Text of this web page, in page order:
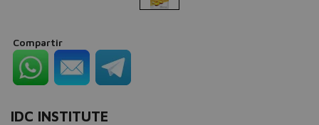
Compartir
IDC INSTITUTE